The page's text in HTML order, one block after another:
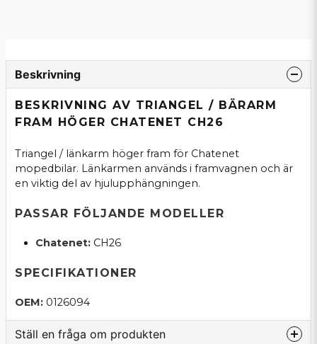
Beskrivning
BESKRIVNING AV TRIANGEL / BÄRARM
FRAM HÖGER CHATENET CH26
Triangel / länkarm höger fram för Chatenet
mopedbilar. Länkarmen används i framvagnen och är
en viktig del av hjulupphängningen.
PASSAR FÖLJANDE MODELLER
Chatenet:CH26
SPECIFIKATIONER
OEM: 0126094
Ställ en fråga om produkten